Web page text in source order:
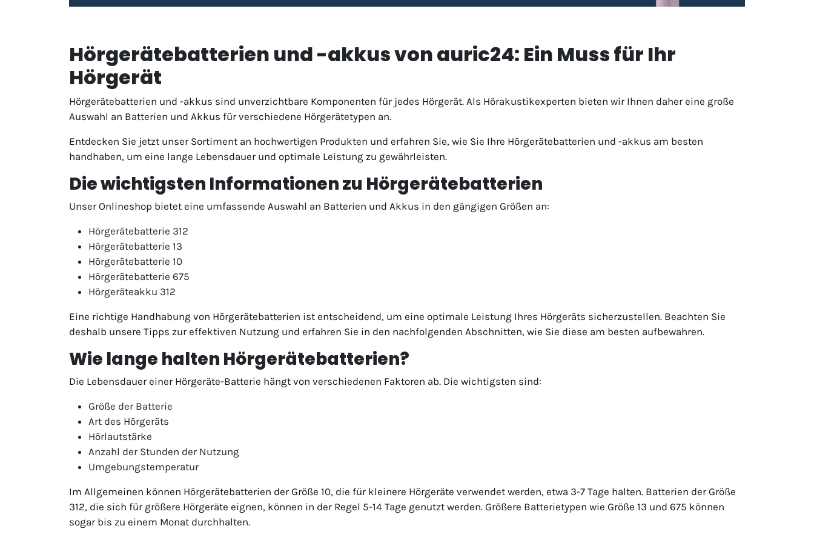
Hörgerätebatterien und -akkus von auric24: Ein Muss für Ihr
Hörgerät
Hörgerätebatterien und -akkus sind unverzichtbare Komponenten für jedes Hörgerät. Als Hörakustikexperten bieten wir Ihnen daher eine große
Auswahl an Batterien und Akkus für verschiedene Hörgerätetypen an.
Entdecken Sie jetzt unser Sortiment an hochwertigen Produkten und erfahren Sie, wie Sie Ihre Hörgerätebatterien und -akkus am besten
handhaben, um eine lange Lebensdauer und optimale Leistung zu gewährleisten.
Die wichtigsten Informationen zu Hörgerätebatterien
Unser Onlineshop bietet eine umfassende Auswahl an Batterien und Akkus in den gängigen Größen an:
Hörgerätebatterie 312
Hörgerätebatterie 13
Hörgerätebatterie 10
Hörgerätebatterie 675
Hörgeräteakku 312
Eine richtige Handhabung von Hörgerätebatterien ist entscheidend, um eine optimale Leistung Ihres Hörgeräts sicherzustellen. Beachten Sie
deshalb unsere Tipps zur effektiven Nutzung und erfahren Sie in den nachfolgenden Abschnitten, wie Sie diese am besten aufbewahren.
Wie lange halten Hörgerätebatterien?
Die Lebensdauer einer Hörgeräte-Batterie hängt von verschiedenen Faktoren ab. Die wichtigsten sind:
Größe der Batterie
Art des Hörgeräts
Hörlautstärke
Anzahl der Stunden der Nutzung
Umgebungstemperatur
Im Allgemeinen können Hörgerätebatterien der Größe 10, die für kleinere Hörgeräte verwendet werden, etwa 3-7 Tage halten. Batterien der Größe
312, die sich für größere Hörgeräte eignen, können in der Regel 5-14 Tage genutzt werden. Größere Batterietypen wie Größe 13 und 675 können
sogar bis zu einem Monat durchhalten.